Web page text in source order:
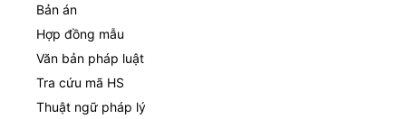
Bản án
Hợp đồng mẫu
Văn bản pháp luật
Tra cứu mã HS
Thuật ngữ pháp lý